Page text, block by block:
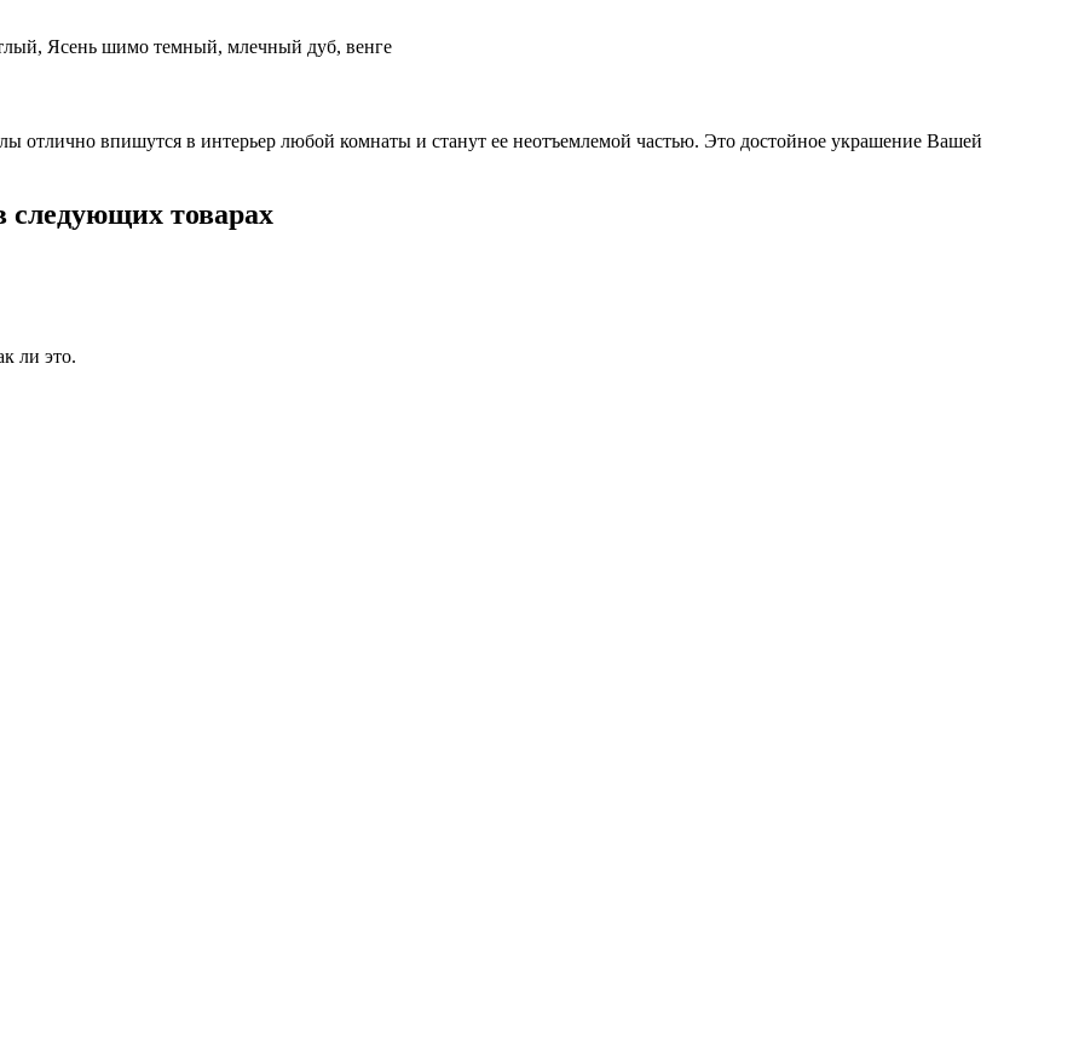
Ясень шимо темный, млечный дуб, венге
отлично впишутся в интерьер любой комнаты и станут ее неотъемлемой частью. Это достойное украшение Вашей
следующих товарах
ли это.